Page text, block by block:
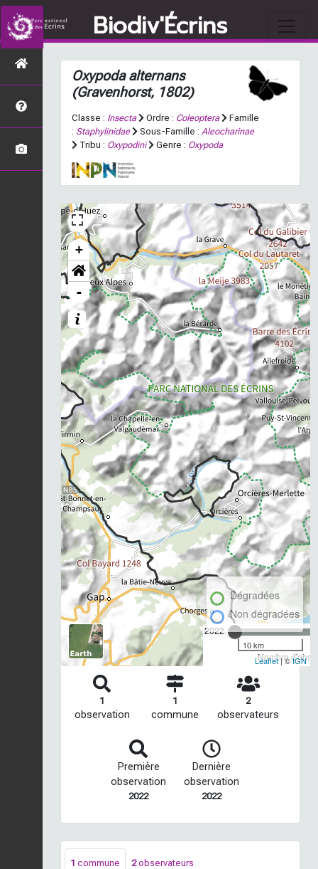
Biodiv'Écrins
Oxypoda alternans
(Gravenhorst, 1802)
Classe : Insecta Ordre : Coleoptera
Famille
: Staphylinidae Sous-Famille : Aleocharinae
Tribu : Oxypodini Genre : Oxypoda
+
-
2022
Nombre
Dégradées
Non dégradées
10 km
Leaflet| ©IGN
1
observation
1
commune
2
observateurs
Première
observation
2022
Dernière
observation
2022
1 commune 2observateurs